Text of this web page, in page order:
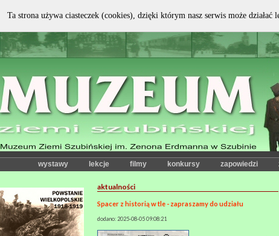
kontrast: czcionka:
wystawy lekcje filmy konkursy zapowiedzi
aktualności
Spacer z historią w tle - zapraszamy do udziału
dodano: 2025-08-05 09:08:21
Ta strona używa ciasteczek (cookies), dzięki którym nasz serwis może działać